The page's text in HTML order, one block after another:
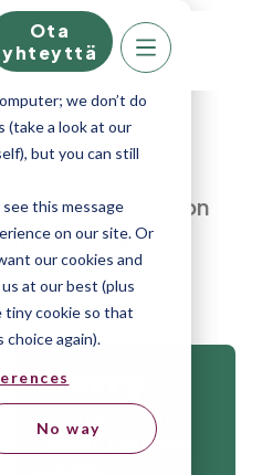
ups can really
quick. This website
we don’t do
(take a look at our
but you can still
see this message
on our site. Or
our cookies and
at our best (plus
tiny cookie so that
again).
No way
Ota
yhteyttä
kuntoon
vinkeillä
Kaikki rekrytoinnin
työkalut parhaiden